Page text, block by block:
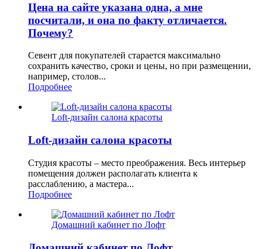
Цена на сайте указана одна, а мне
посчитали, и она по факту отличается.
Почему?
Севент для покупателей старается максимально
сохранить качество, сроки и цены, но при размещении,
например, столов...
Подробнее
Loft-дизайн салона красоты
Loft-дизайн салона красоты
Студия красоты – место преображения. Весь интерьер
помещения должен располагать клиента к
расслаблению, а мастера...
Подробнее
Домашний кабинет по Лофт